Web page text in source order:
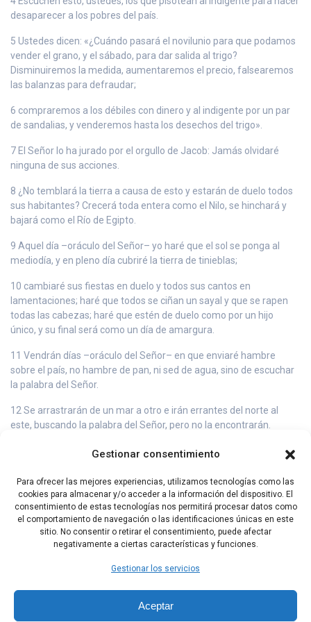
Gestionar consentimiento
Para ofrecer las mejores experiencias, utilizamos tecnologías como las
cookies para almacenar y/o acceder a la información del dispositivo. El
consentimiento de estas tecnologías nos permitirá procesar datos como
el comportamiento de navegación o las identificaciones únicas en este
sitio. No consentir o retirar el consentimiento, puede afectar
negativamente a ciertas características y funciones.
Gestionar los servicios
Aceptar
desaparecer a los pobres del país.
5 Ustedes dicen: «¿Cuándo pasará el novilunio para que podamos
vender el grano, y el sábado, para dar salida al trigo?
Disminuiremos la medida, aumentaremos el precio, falsearemos
las balanzas para defraudar;
6 compraremos a los débiles con dinero y al indigente por un par
de sandalias, y venderemos hasta los desechos del trigo».
7 El Señor lo ha jurado por el orgullo de Jacob: Jamás olvidaré
ninguna de sus acciones.
8 ¿No temblará la tierra a causa de esto y estarán de duelo todos
sus habitantes? Crecerá toda entera como el Nilo, se hinchará y
bajará como el Río de Egipto.
9 Aquel día –oráculo del Señor– yo haré que el sol se ponga al
mediodía, y en pleno día cubriré la tierra de tinieblas;
10 cambiaré sus fiestas en duelo y todos sus cantos en
lamentaciones; haré que todos se ciñan un sayal y que se rapen
todas las cabezas; haré que estén de duelo como por un hijo
único, y su final será como un día de amargura.
11 Vendrán días –oráculo del Señor– en que enviaré hambre
sobre el país, no hambre de pan, ni sed de agua, sino de escuchar
la palabra del Señor.
12 Se arrastrarán de un mar a otro e irán errantes del norte al
este, buscando la palabra del Señor, pero no la encontrarán.
13 Aquel día, desfallecerán de sed las jóvenes hermosas y los
14 Los que juran por el Idolo de Samaría, diciendo: «¡Por la vida de
tu Dios, Dan!» y ¡Por la vida de tu Poder, Berseba!», todos ellos
caerán para no levantarse más.
Capítulo Anterior Capítulo Siguiente